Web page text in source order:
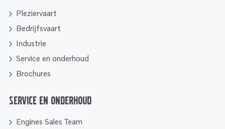
Pleziervaart
Bedrijfsvaart
Industrie
Service en onderhoud
Brochures
Service en onderhoud
Engines Sales Team